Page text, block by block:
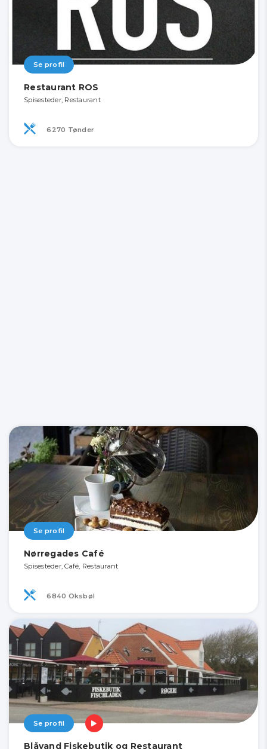
Se profil
Restaurant ROS
Spisesteder, Restaurant
6270 Tønder
Se profil
Nørregades Café
Spisesteder, Café, Restaurant
6840 Oksbøl
Se profil
Blåvand Fiskebutik og Restaurant